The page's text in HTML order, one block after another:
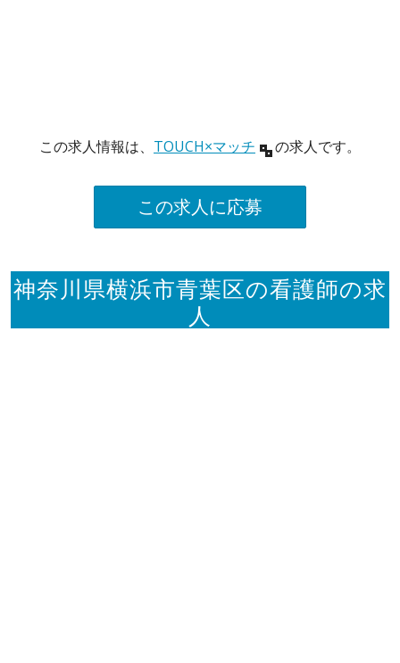
この求人情報は、 TOUCH×マッチ の求人です。
この求人に応募
神奈川県横浜市青葉区の看護師の求
人